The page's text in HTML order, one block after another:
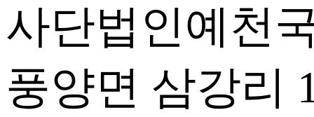
사단법인예천
풍양면 삼강리